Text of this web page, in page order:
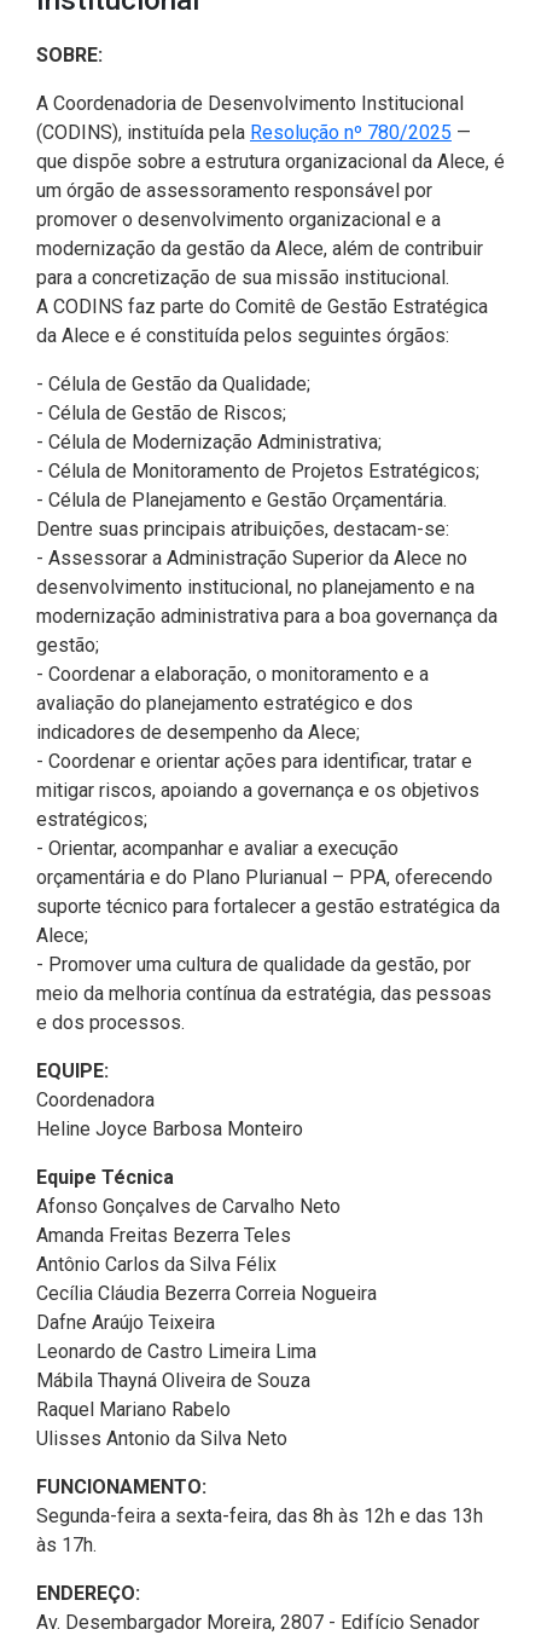
CODINS
Comitê de Gestão Estratégica -
COGE
Comunicação Legislativa
Coordenadoria do Sistema
Alece de Comunicação
Célula de Fotografia
Célula de Assessoria de
Comunicação
Célula de Projetos Especiais
Coordenadoria de Polícia
Centro de Estudos e Atividades
Estratégicas (CEAE)
Controladoria
Concursos e Processos
Seletivos
Procuradoria Geral
Tecnologia da Informação
Assessoria Jurídica e Relações
Institucionais
Secretaria Executiva da Mesa
Diretora
Coordenadoria de Eventos e
Cerimonial
Comitê de Imprensa
1ª Companhia do Batalhão de
2ª Companhia de Polícia de
Guarda (2ª CPG)
Departamento de
Documentação e Informação
Divisas Territoriais do Ceará
Comitê de Prevenção e
Combate à Violência
Comitê de Responsabilidade
Social
Gestão Ambiental
Defensoria Pública do Ceará
Departamento de Saúde e
Assistência Social
Escola Superior do Parlamento
Cearense (Unipace)
Escritório Frei Tito
Instituto de Estudos e
Pesquisas Sobre o
Desenvolvimento do Ceará -
Inesp
Malce - Memorial da Alece
Deputado Pontes Neto
Procon Alece
Procuradoria Especial da Mulher
Sala do Empreendedor
Defesa Social
Des. Regional, Recursos Hí­
dricos, Minas e Pesca
Direitos Humanos e Cidadania
Educação Básica
Fiscalização e Controle
Indústria, Desenvolvimento
Infância e Adolescência
Juventude
Meio Ambiente, Mudanças
Climáticas e Desenvolvimento
do Semiárido
Orçamento, Finanças e
Tributação
Previdência Social e Saúde
Proteção Social e Combate à
Fome
Trabalho, Administração e
Serviço Publico
Turismo e Serviços
Viação, Transporte e Des.
Consultoria Legislativa
Votações Nominais
Medalhas e comendas da Alece
Mapa de Leis Históricas
Utilidade pública
Políticas Institucionais
SOBRE:
A Coordenadoria de Desenvolvimento Institucional
(CODINS), instituída pela Resolução nº 780/2025 (Abre em
—
que dispõe sobre a estrutura organizacional da Alece, é
um órgão de assessoramento responsável por
promover o desenvolvimento organizacional e a
modernização da gestão da Alece, além de contribuir
para a concretização de sua missão institucional.
A CODINS faz parte do Comitê de Gestão Estratégica
da Alece e é constituída pelos seguintes órgãos:
- Célula de Gestão da Qualidade;
- Célula de Gestão de Riscos;
- Célula de Modernização Administrativa;
- Célula de Monitoramento de Projetos Estratégicos;
- Célula de Planejamento e Gestão Orçamentária.
Dentre suas principais atribuições, destacam-se:
- Assessorar a Administração Superior da Alece no
desenvolvimento institucional, no planejamento e na
modernização administrativa para a boa governança da
gestão;
- Coordenar a elaboração, o monitoramento e a
avaliação do planejamento estratégico e dos
indicadores de desempenho da Alece;
- Coordenar e orientar ações para identificar, tratar e
mitigar riscos, apoiando a governança e os objetivos
estratégicos;
- Orientar, acompanhar e avaliar a execução
orçamentária e do Plano Plurianual – PPA, oferecendo
suporte técnico para fortalecer a gestão estratégica da
Alece;
- Promover uma cultura de qualidade da gestão, por
meio da melhoria contínua da estratégia, das pessoas
e dos processos.
EQUIPE:
Coordenadora
Heline Joyce Barbosa Monteiro
Equipe Técnica
Afonso Gonçalves de Carvalho Neto
Amanda Freitas Bezerra Teles
Antônio Carlos da Silva Félix
Cecília Cláudia Bezerra Correia Nogueira
Dafne Araújo Teixeira
Leonardo de Castro Limeira Lima
Mábila Thayná Oliveira de Souza
Raquel Mariano Rabelo
Ulisses Antonio da Silva Neto
FUNCIONAMENTO:
Segunda-feira a sexta-feira, das 8h às 12h e das 13h
às 17h.
ENDEREÇO:
Av. Desembargador Moreira, 2807 - Edifício Senador